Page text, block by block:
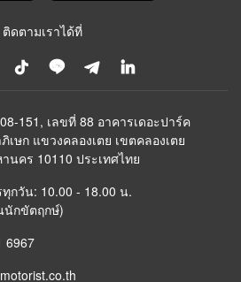
ติดตามเราได้ที่
151, เลขที่ 88 อาคารเดอะปาร์ค
เษก แขวงคลองเตย เขตคลองเตย
นคร 10110 ประเทศไทย
ทุกวัน: 10.00 - 18.00 น.
นักขัตฤกษ์)
6967